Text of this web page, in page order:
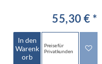
55,30 € *
In den
Warenk
orb
Preise für
Privatkunden